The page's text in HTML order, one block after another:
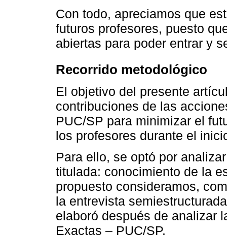
Con todo, apreciamos que
futuros profesores, puesto
abiertas para poder entrar y
Recorrido metodológico
El objetivo del presente
contribuciones de las
PUC/SP para minimizar el
los profesores durante el
Para ello, se optó por
titulada: conocimiento de la
propuesto consideramos,
la entrevista
elaboró después de analizar
Exactas – PUC/SP.